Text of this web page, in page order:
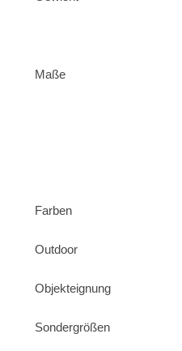
Maße
Farben
Outdoor
Objekteignung
Sondergrößen